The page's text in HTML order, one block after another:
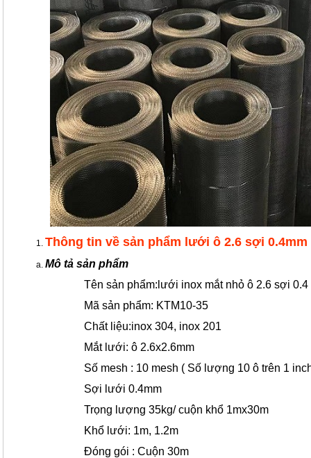
Thông tin về sản phẩm lưới ô 2.6 sợi 0.4mm
Mô tả sản phẩm
Tên sản phẩm:lưới inox mắt nhỏ ô 2.6 sợi 0.4
Mã sản phẩm: KTM10-35
Chất liệu:inox 304, inox 201
Mắt lưới: ô 2.6x2.6mm
Số mesh : 10 mesh ( Số lượng 10 ô trên 1
Sợi lưới 0.4mm
Trọng lượng 35kg/ cuộn khổ 1mx30m
Khổ lưới: 1m, 1.2m
Đóng gói : Cuộn 30m